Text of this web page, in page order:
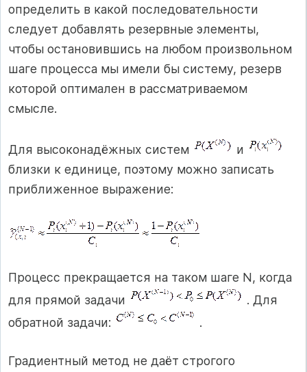
определить в какой последовательности
следует добавлять резервные элементы,
чтобы остановившись на любом произвольном
шаге процесса мы имели бы систему, резерв
которой оптимален в рассматриваемом
смысле.
Для высоконадёжных систем
и
близки к единице, поэтому можно записать
приближенное выражение:
Процесс прекращается на таком шаге N, когда
для прямой задачи
. Для
обратной задачи:
.
Градиентный метод не даёт строгого